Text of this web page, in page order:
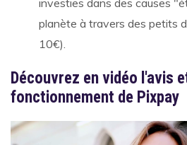
investies dans des causes
planète à travers des petits
10€).
Découvrez en vidéo l'avis
fonctionnement de Pixpay